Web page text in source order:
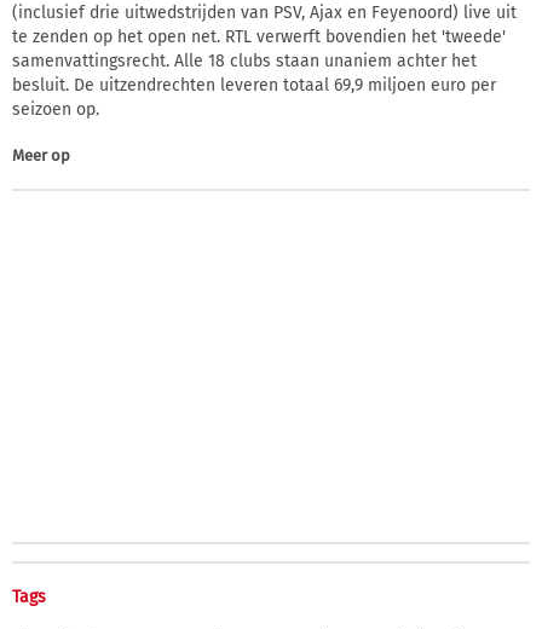
(inclusief drie uitwedstrijden van PSV, Ajax en Feyenoord) live uit
te zenden op het open net. RTL verwerft bovendien het 'tweede'
samenvattingsrecht. Alle 18 clubs staan unaniem achter het
besluit. De uitzendrechten leveren totaal 69,9 miljoen euro per
seizoen op.
Meer op
Tags